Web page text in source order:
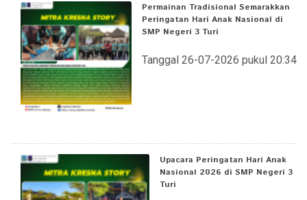
Permainan Tradisional Semarakkan
Peringatan Hari Anak Nasional di
SMP Negeri 3 Turi
Tanggal 26-07-2026 pukul 20:34
Upacara Peringatan Hari Anak
Nasional 2026 di SMP Negeri 3
Turi